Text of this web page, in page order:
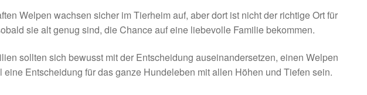
Welpen wachsen sicher im Tierheim auf, aber dort ist nicht der richtige Ort für
sie alt genug sind, die Chance auf eine liebevolle Familie bekommen.
sollten sich bewusst mit der Entscheidung auseinandersetzen, einen Welpen
eine Entscheidung für das ganze Hundeleben mit allen Höhen und Tiefen sein.